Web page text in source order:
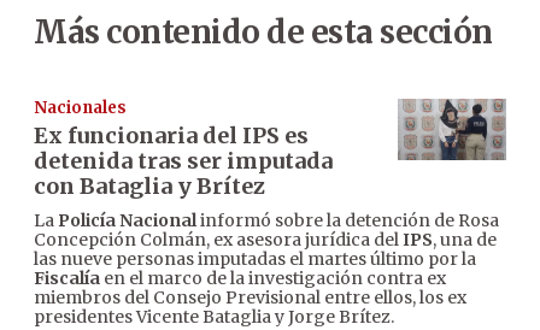
Más contenido de esta sección
Nacionales
Ex funcionaria del IPS es
detenida tras ser imputada
con Bataglia y Brítez
La Policía Nacionalinformó sobre la detención de Rosa
Concepción Colmán, ex asesora jurídica delIPS, una de
las nueve personas imputadas el martes último por la
Fiscalía en el marco de la investigación contra ex
miembros del Consejo Previsional entre ellos, los ex
presidentes Vicente Bataglia y Jorge Brítez.